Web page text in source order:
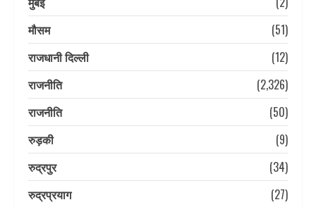
मौसम
(51)
राजधानी दिल्ली
(12)
राजनीति
(2,326)
राजनीति
(50)
रुड़की
(9)
रुद्रपुर
(34)
रुद्रप्रयाग
(27)